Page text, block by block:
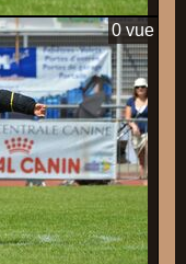
0 vue